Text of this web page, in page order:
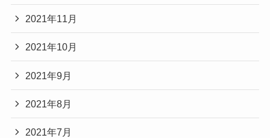
2021年11月
2021年10月
2021年9月
2021年8月
2021年7月